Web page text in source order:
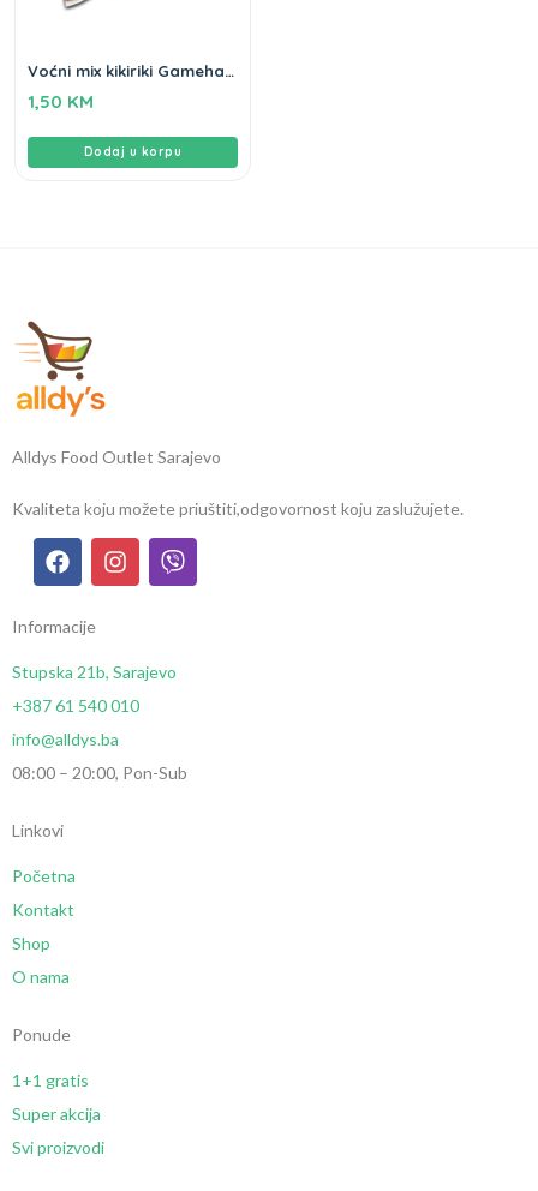
Voćni mix kikiriki Gameha
1,50 KM
Dodaj u korpu
Alldys Food Outlet Sarajevo
Kvaliteta koju možete priuštiti,odgovornost koju zaslužujete.
Informacije
Stupska 21b, Sarajevo
+387 61 540 010
info@alldys.ba
08:00 – 20:00, Pon-Sub
Linkovi
Početna
Kontakt
Shop
O nama
Ponude
1+1 gratis
Super akcija
Svi proizvodi